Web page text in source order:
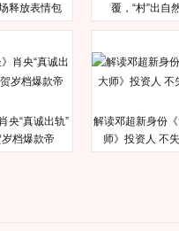
释放表情包
覆，“村”出自
央“真诚出轨”
档爆款帝
解读邓超新身份
师》投资人 不